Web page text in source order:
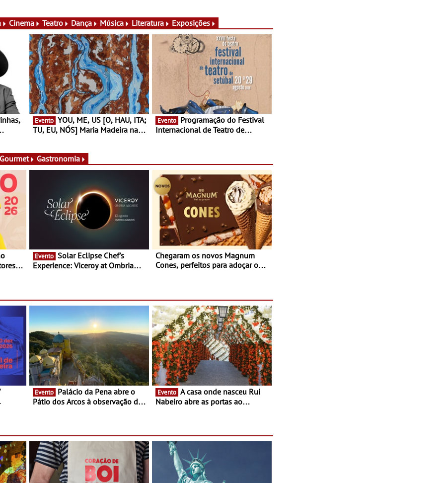
muito mais
práticas artísticas
Cinema Teatro Dança Música Literatura Exposições
Evento
TU, EU, NÓS] Maria Madeira na
Evento
Internacional de Teatro de
Gastronomia
Evento
Experience: Viceroy at Ombria
Chegaram os novos Magnum
Cones, perfeitos para adoçar o
Evento
Pátio dos Arcos à observação do
Evento
Nabeiro abre as portas ao